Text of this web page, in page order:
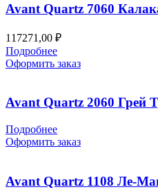
Avant Quartz 7060
117271,00 ₽
Подробнее
Оформить заказ
Avant Quartz 2060 Грей
Подробнее
Оформить заказ
Avant Quartz 1108 Ле-